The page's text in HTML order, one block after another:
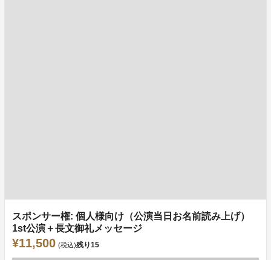
スポンサー権: 個人様向け（公演当日お名前読み上げ）
1st公演＋長文御礼メッセージ
¥11,500 (税込)残り15